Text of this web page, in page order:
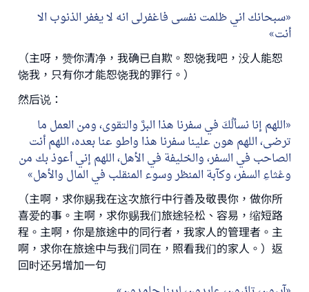
سبحانك اني ظلمت نفسى فاغفرلى انه لا يغفر الذنوب الا
أنت
（主呀，赞你清净，我确已自欺。恕饶我吧，没人能恕
饶我，只有你才能恕饶我的罪行。）
然后说：
اللهم إنا نسألُكَ في سفرنا هذا البرَّ والتقوى، ومن العمل ما
ترضى، اللهم هون علينا سفرنا هذا واطو عنا بعده، اللهم أنت
الصاحب في السفر، والخليفة في الأهل، اللهم إني أعوذ بك من
وعْثاءِ السفر، وكآبة المنظر وسوء المنقلب في المال والأهل
（主啊，求你赐我在这次旅行中行善及敬畏你，做你所
喜爱的事。主啊，求你赐我们旅途轻松、容易，缩短路
程。主啊，你是旅途中的同行者，我家人的管理者。主
啊，求你在旅途中与我们同在，照看我们的家人。）返
回时还另增加一句
Make an impact on millions of lives
with your contribution today